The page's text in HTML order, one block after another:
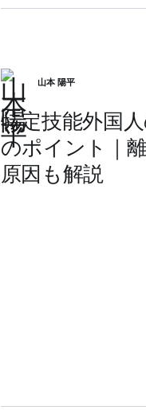
山本 陽平
特定技能外国
のポイント｜
原因も解説